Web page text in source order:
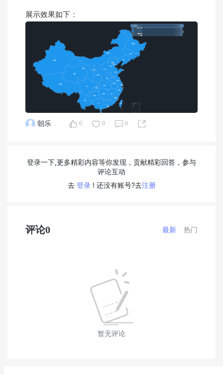
展示效果如下：
朝乐 0 0 0
登录一下,更多精彩内容等你发现，贡献精彩回答，参与
评论互动
去 登录 ! 还没有账号?去注册
评论0 最新 热门
暂无评论